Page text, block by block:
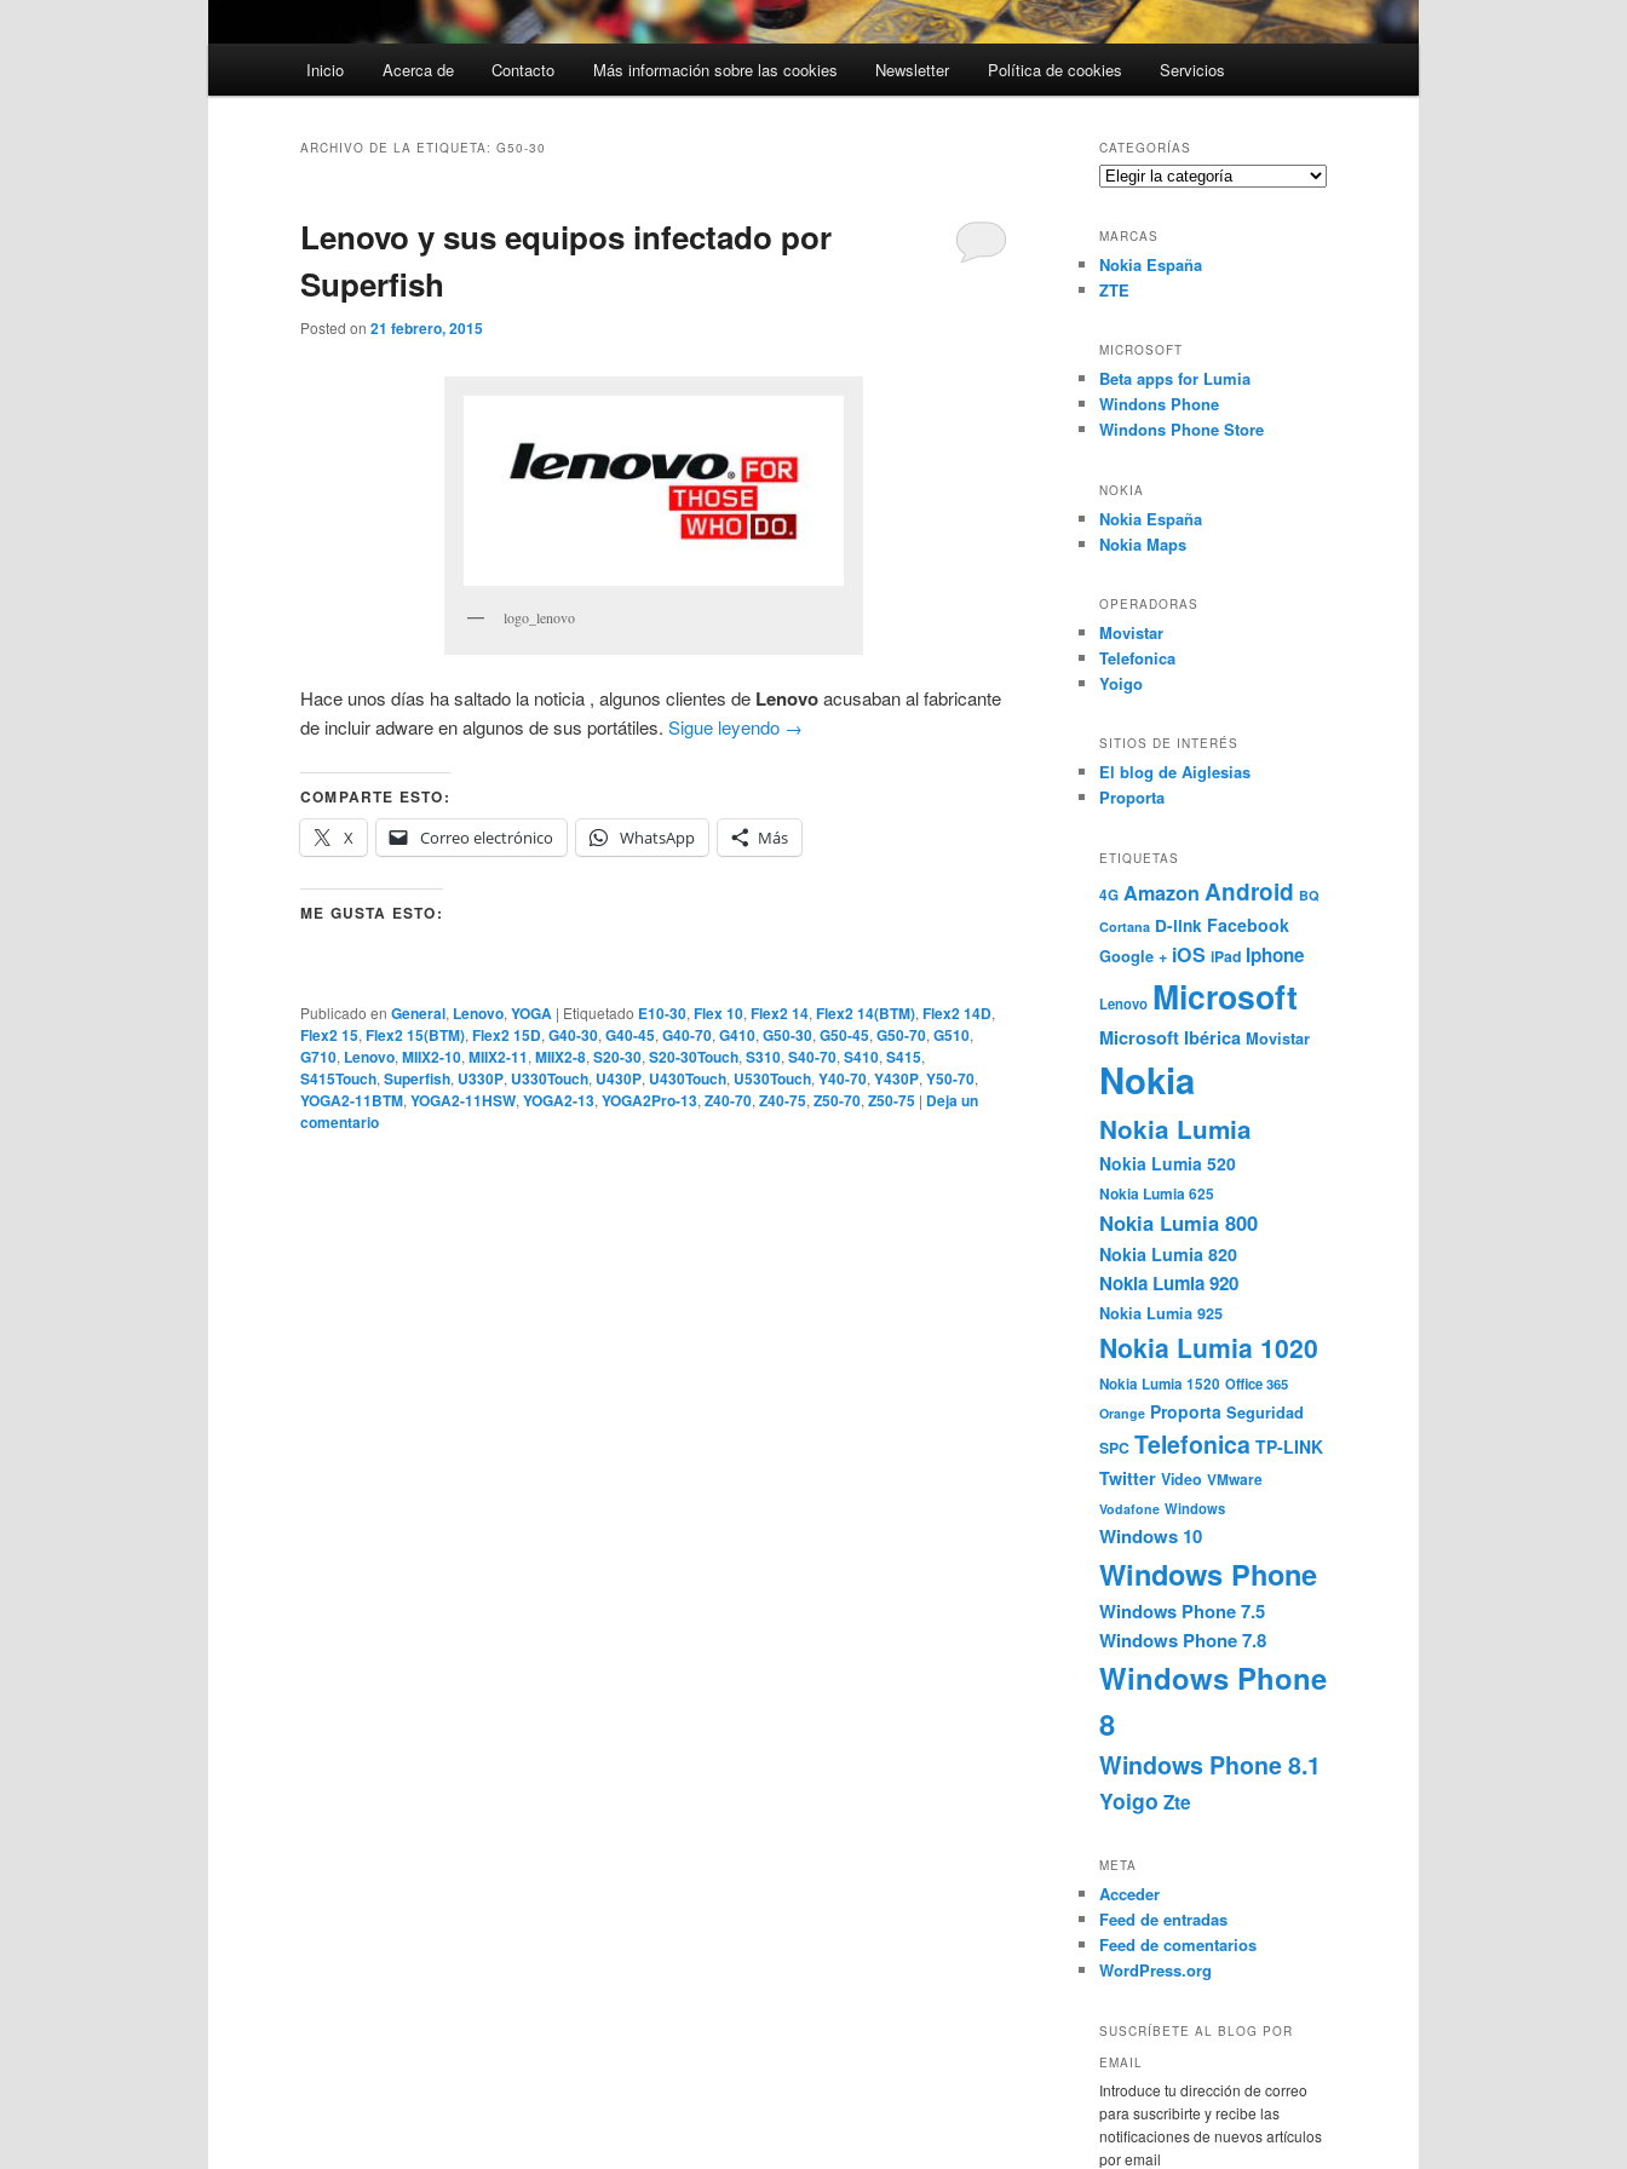
Inicio Acerca de Contacto Más información sobre las cookies Newsletter Política de cookies Servicios
ARCHIVO DE LA ETIQUETA: G50-30
Lenovo y sus equipos infectado por
Superfish
Posted on 21 febrero, 2015
logo_lenovo
Hace unos días ha saltado la noticia , algunos clientes de Lenovoacusaban al fabricante
de incluir adware en algunos de sus portátiles. Sigue leyendo →
COMPARTE ESTO:
X
Correo electrónico WhatsApp Más
ME GUSTA ESTO:
Publicado en General, Lenovo, YOGA | Etiquetado E10-30, Flex 10, Flex2 14, Flex2 14(BTM), Flex2 14D,
Flex2 15, Flex2 15(BTM), Flex2 15D, G40-30, G40-45, G40-70, G410, G50-30, G50-45, G50-70, G510,
G710, Lenovo, MIIX2-10, MIIX2-11, MIIX2-8, S20-30, S20-30Touch, S310, S40-70, S410, S415,
S415Touch, Superfish, U330P, U330Touch, U430P, U430Touch, U530Touch, Y40-70, Y430P, Y50-70,
YOGA2-11BTM, YOGA2-11HSW, YOGA2-13, YOGA2Pro-13, Z40-70, Z40-75, Z50-70, Z50-75 | Deja un
comentario
CATEGORÍAS
Categorías
MARCAS
Nokia España
ZTE
MICROSOFT
Beta apps for Lumia
Windons Phone
Windons Phone Store
NOKIA
Nokia España
Nokia Maps
OPERADORAS
Movistar
Telefonica
Yoigo
SITIOS DE INTERÉS
El blog de Aiglesias
Proporta
ETIQUETAS
4G Amazon Android BQ
Cortana D-link Facebook
Google + iOS iPad Iphone
Lenovo Microsoft
Microsoft Ibérica Movistar
Nokia
Nokia Lumia
Nokia Lumia 520
Nokia Lumia 625
Nokia Lumia 800
Nokia Lumia 820
Nokia Lumia 920
Nokia Lumia 925
Nokia Lumia 1020
Nokia Lumia 1520 Office 365
Orange Proporta Seguridad
SPC Telefonica TP-LINK
Twitter Video VMware
Vodafone Windows
Windows 10
Windows Phone
Windows Phone 7.5
Windows Phone 7.8
Windows Phone
8
Windows Phone 8.1
Yoigo Zte
META
Acceder
Feed de entradas
Feed de comentarios
WordPress.org
SUSCRÍBETE AL BLOG POR
EMAIL
Introduce tu dirección de correo
para suscribirte y recibe las
notificaciones de nuevos artículos
por email